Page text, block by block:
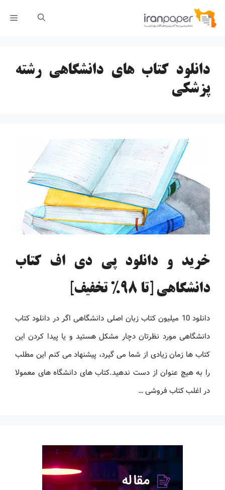
پرش
دانلود کتاب های دانشگاهی رشته
پزشکی
خرید و دانلود پی دی اف کتاب
دانشگاهی [تا 98% تخفیف]
دانلود 10 میلیون کتاب زبان اصلی دانشگاهی اگر در دانلود کتاب
دانشگاهی مورد نظرتان دچار مشکل هستید و یا پیدا کردن این
کتاب ها زمان زیادی از شما می گیرد، پیشنهاد می کنم این مطلب
را به هیچ عنوان از دست ندهید.کتاب های دانشگاه های معمولا
در اغلب کتاب فروشی …